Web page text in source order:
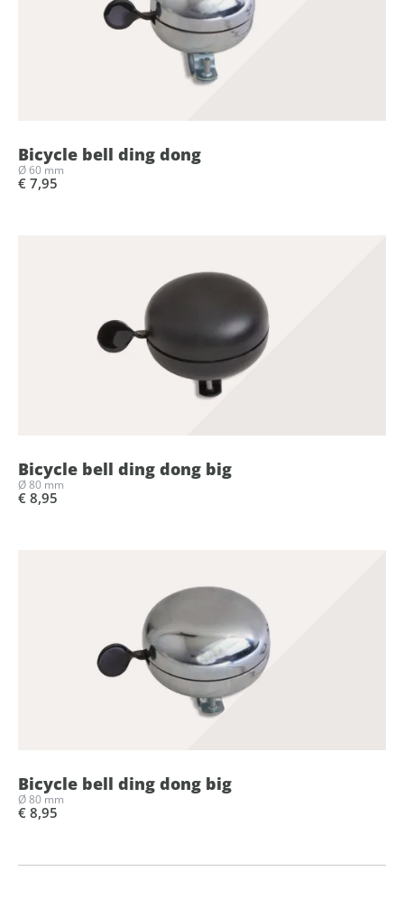
Bicycle bell ding dong
Ø 60 mm
€ 7,95
Bicycle bell ding dong big
Ø 80 mm
€ 8,95
Bicycle bell ding dong big
Ø 80 mm
€ 8,95